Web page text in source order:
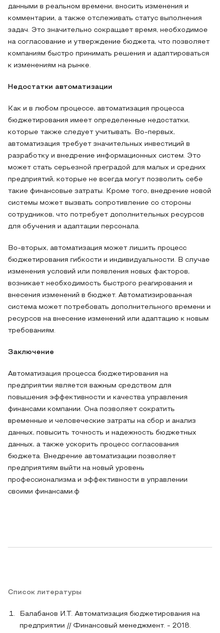
данными в реальном времени, вносить изменения и
комментарии, а также отслеживать статус выполнения
задач. Это значительно сокращает время, необходимое
на согласование и утверждение бюджета, что позволяет
компаниям быстро принимать решения и адаптироваться
к изменениям на рынке.
Недостатки автоматизации
Как и в любом процессе, автоматизация процесса
бюджетирования имеет определенные недостатки,
которые также следует учитывать. Во-первых,
автоматизация требует значительных инвестиций в
разработку и внедрение информационных систем. Это
может стать серьезной преградой для малых и средних
предприятий, которые не всегда могут позволить себе
такие финансовые затраты. Кроме того, внедрение новой
системы может вызвать сопротивление со стороны
сотрудников, что потребует дополнительных ресурсов
для обучения и адаптации персонала.
Во-вторых, автоматизация может лишить процесс
бюджетирования гибкости и индивидуальности. В случае
изменения условий или появления новых факторов,
возникает необходимость быстрого реагирования и
внесения изменений в бюджет. Автоматизированная
система может потребовать дополнительного времени и
ресурсов на внесение изменений или адаптацию к новым
требованиям.
Заключение
Автоматизация процесса бюджетирования на
предприятии является важным средством для
повышения эффективности и качества управления
финансами компании. Она позволяет сократить
временные и человеческие затраты на сбор и анализ
данных, повысить точность и надежность бюджетных
данных, а также ускорить процесс согласования
бюджета. Внедрение автоматизации позволяет
предприятиям выйти на новый уровень
профессионализма и эффективности в управлении
своими финансами.ф
Список литературы
Балабанов И.Т. Автоматизация бюджетирования на
предприятии // Финансовый менеджмент. - 2018.